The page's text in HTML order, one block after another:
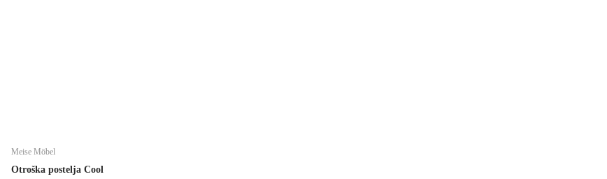
Meise Möbel
Otroška postelja Cool